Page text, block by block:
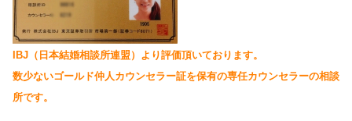
IBJ （日本結婚相談所連盟）より評価頂いております。
数少ないゴールド仲人カウンセラー証を保有の専任カウンセラーの相談
所です。